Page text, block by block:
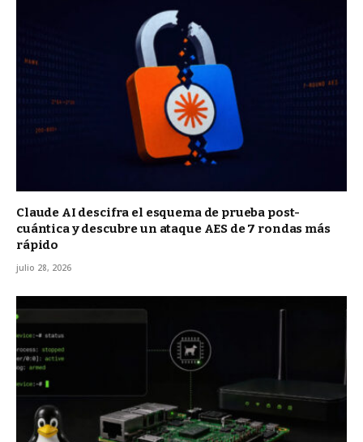
Claude AI descifra el esquema de prueba post-
cuántica y descubre un ataque AES de 7 rondas más
rápido
julio 28, 2026